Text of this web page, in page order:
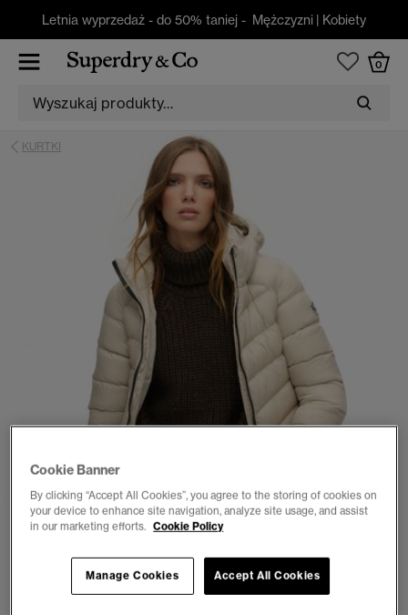
Letnia wyprzedaż - do 50% taniej - Mężczyzni | Kobiety
0
KURTKI
1 2 3 4 5
Cookie Banner
By clicking “Accept All Cookies”, you agree to the storing of cookies on
your device to enhance site navigation, analyze site usage, and assist
in our marketing efforts. Cookie Policy
Accept All Cookies
Manage Cookies